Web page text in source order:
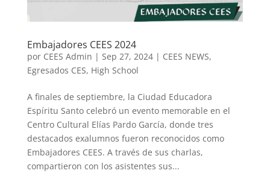
Embajadores CEES 2024
por CEES Admin | Sep 27, 2024| CEES NEWS,
Egresados CES, High School
A finales de septiembre, la Ciudad Educadora
Espíritu Santo celebró un evento memorable en el
Centro Cultural Elías Pardo García, donde tres
destacados exalumnos fueron reconocidos como
Embajadores CEES. A través de sus charlas,
compartieron con los asistentes sus...